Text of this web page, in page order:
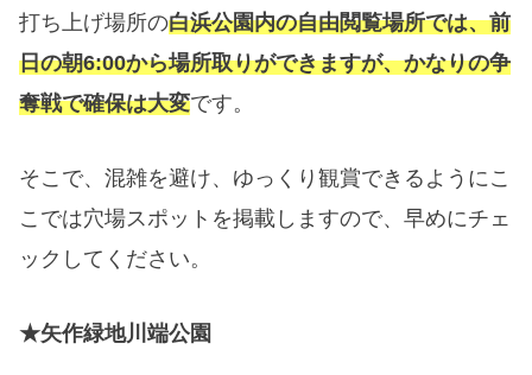
打ち上げ場所の白浜公園内の自由閲覧場所では、前
日の朝6:00から場所取りができますが、かなりの争
奪戦で確保は大変です。
そこで、混雑を避け、ゆっくり観賞できるようにこ
こでは穴場スポットを掲載しますので、早めにチェ
ックしてください。
★矢作緑地川端公園